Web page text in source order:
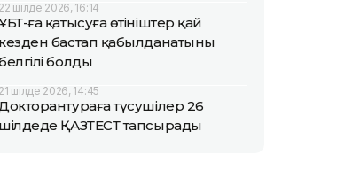
22 шілде 2026, 16:14
ға қатысуға өтініштер қай
кезден бастап қабылданатыны
болды
21 шілде 2026, 14:45
түсушілер 26
шілдеде ҚАЗТЕСТ тапсырады